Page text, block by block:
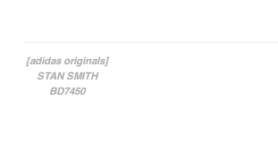
投稿ナビゲーション
[adidas originals]
STAN SMITH
BD7450